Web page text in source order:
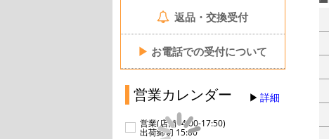
返品・交換受付
▶ お電話での受付について
営業カレンダー 詳細
営業(店舗14:00-17:50)
出荷締切 15:00